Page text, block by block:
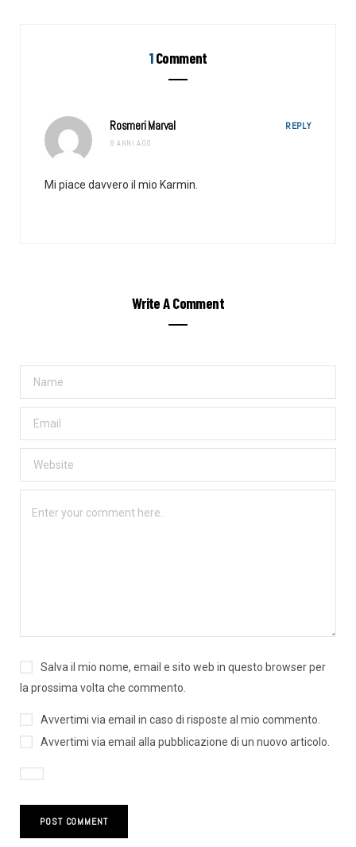
1Comment
Rosmeri Marval
8 ANNI AGO
REPLY
Mi piace davvero il mio Karmin.
Write A Comment
Salva il mio nome, email e sito web in questo browser per
la prossima volta che commento.
Avvertimi via email in caso di risposte al mio commento.
Avvertimi via email alla pubblicazione di un nuovo articolo.